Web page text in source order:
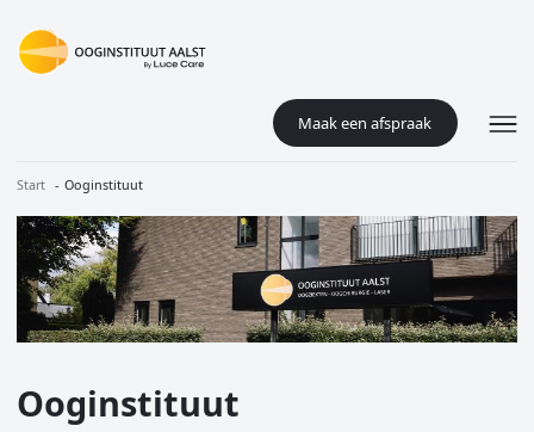
Maak een afspraak
Kruimelpad
Start Ooginstituut
Image
Ooginstituut